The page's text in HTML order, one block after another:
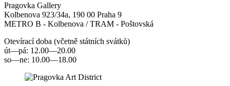
Pragovka Gallery
Kolbenova 923/34a, 190 00 Praha 9
METRO B - Kolbenova / TRAM - Poštovská
Otevírací doba (včetně státních svátků)
út—pá: 12.00—20.00
so—ne: 10.00—18.00